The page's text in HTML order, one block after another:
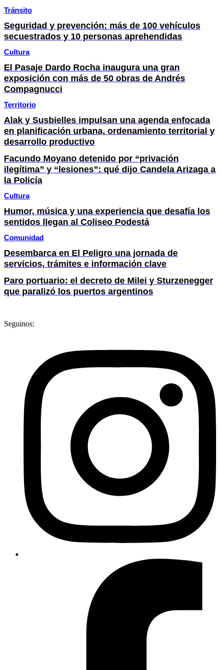
Tránsito
Seguridad y prevención: más de 100 vehículos
secuestrados y 10 personas aprehendidas
Cultura
El Pasaje Dardo Rocha inaugura una gran
exposición con más de 50 obras de Andrés
Compagnucci
Territorio
Alak y Susbielles impulsan una agenda enfocada
en planificación urbana, ordenamiento territorial y
desarrollo productivo
Facundo Moyano detenido por “privación
ilegítima” y “lesiones”: qué dijo Candela Arizaga a
la Policía
Cultura
Humor, música y una experiencia que desafía los
sentidos llegan al Coliseo Podestá
Comunidad
Desembarca en El Peligro una jornada de
servicios, trámites e información clave
Paro portuario: el decreto de Milei y Sturzenegger
que paralizó los puertos argentinos
Seguinos: